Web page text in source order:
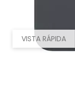
VISTA RÁPIDA